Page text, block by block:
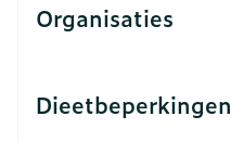
Organisaties
Dieetbeperkingen